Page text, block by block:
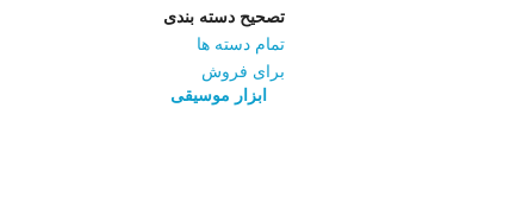
تصحیح دسته بندی
تمام دسته ها
برای فروش
ابزار موسیقی